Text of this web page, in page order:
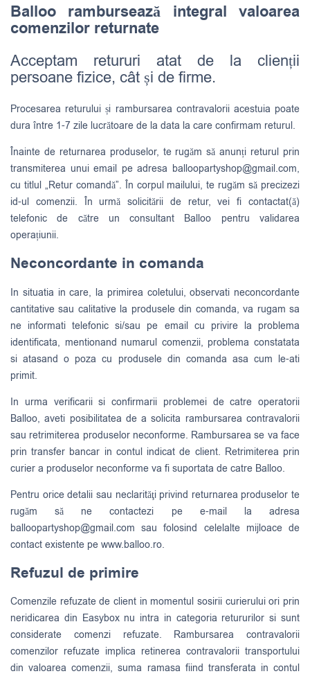
Balloo rambursează integral valoarea
comenzilor returnate
Acceptam retururi atat de la clienții
persoane fizice, cât și de firme.
Procesarea returului și rambursarea contravalorii acestuia poate
dura între 1-7 zile lucrătoare de la data la care confirmam returul.
Înainte de returnarea produselor, te rugăm să anunți returul prin
transmiterea unui email pe adresa balloopartyshop@gmail.com,
cu titlul „Retur comandă”. În corpul mailului, te rugăm să precizezi
id-ul comenzii. În urmă solicitării de retur, vei fi contactat(ă)
telefonic de către un consultant Balloo pentru validarea
operațiunii.
Neconcordante in comanda
In situatia in care, la primirea coletului, observati neconcordante
cantitative sau calitative la produsele din comanda, va rugam sa
ne informati telefonic si/sau pe email cu privire la problema
identificata, mentionand numarul comenzii, problema constatata
si atasand o poza cu produsele din comanda asa cum le-ati
primit.
In urma verificarii si confirmarii problemei de catre operatorii
Balloo, aveti posibilitatea de a solicita rambursarea contravalorii
sau retrimiterea produselor neconforme. Rambursarea se va face
prin transfer bancar in contul indicat de client. Retrimiterea prin
curier a produselor neconforme va fi suportata de catre Balloo.
Pentru orice detalii sau neclarităţi privind returnarea produselor te
rugăm să ne contactezi pe e-mail la adresa
balloopartyshop@gmail.com sau folosind celelalte mijloace de
contact existente pe www.balloo.ro.
Refuzul de primire
Comenzile refuzate de client in momentul sosirii curierului ori prin
neridicarea din Easybox nu intra in categoria retururilor si sunt
considerate comenzi refuzate. Rambursarea contravalorii
comenzilor refuzate implica retinerea contravalorii transportului
din valoarea comenzii, suma ramasa fiind transferata in contul